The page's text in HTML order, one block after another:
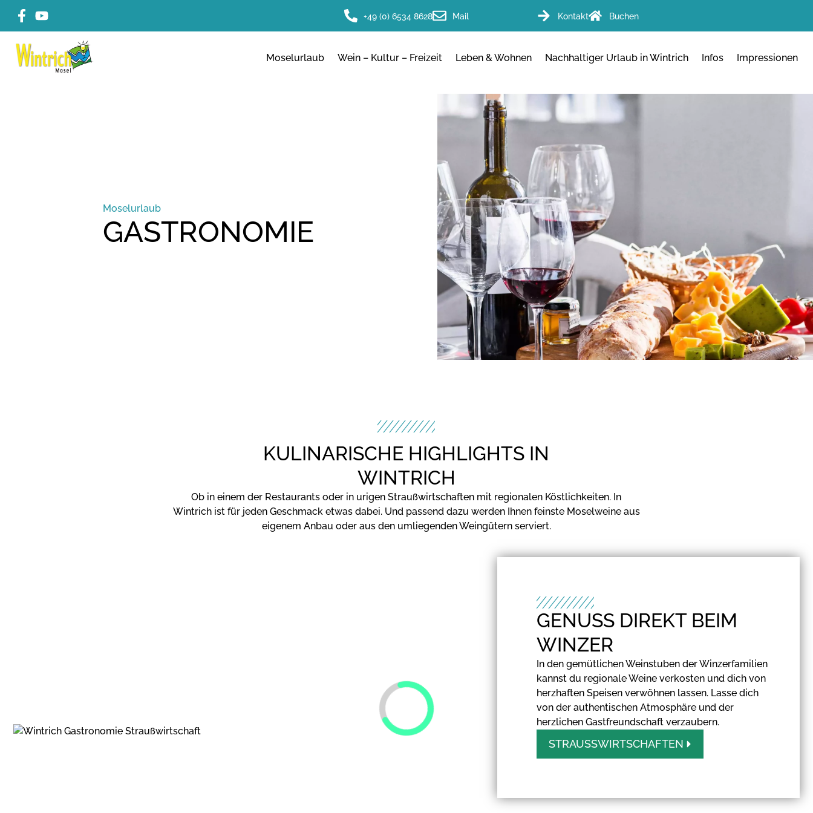
+49 (0) 6534 8628 Mail Kontakt Buchen
Moselurlaub Wein – Kultur – Freizeit Leben & Wohnen Nachhaltiger Urlaub in Wintrich Infos Impressionen
GASTRONOMIE
Moselurlaub
KULINARISCHE HIGHLIGHTS IN
WINTRICH
Ob in einem der Restaurants oder in urigen Straußwirtschaften mit regionalen Köstlichkeiten. In
Wintrich ist für jeden Geschmack etwas dabei. Und passend dazu werden Ihnen feinste Moselweine aus
eigenem Anbau oder aus den umliegenden Weingütern serviert.
GENUSS DIREKT BEIM
WINZER
In den gemütlichen Weinstuben der Winzerfamilien
kannst du regionale Weine verkosten und dich von
herzhaften Speisen verwöhnen lassen. Lasse dich
von der authentischen Atmosphäre und der
herzlichen Gastfreundschaft verzaubern.
STRAUSSWIRTSCHAFTEN